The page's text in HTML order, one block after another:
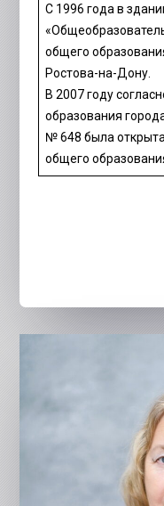
С 1996 года в
общего
Ростова-на-Дону.
В 2007 году
образования
№ 648 была
общего